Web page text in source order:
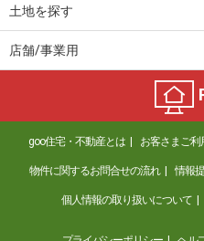
群馬県みどり市笠懸町久宮
3.60
住 所
群馬
専有面積
間取り
1K
群馬県富岡市富岡
土地を探す
店舗/事業用
goo住宅・不動産とは お客さまご
物件に関するお問合せの流れ 情報
個人情報の取り扱いについて